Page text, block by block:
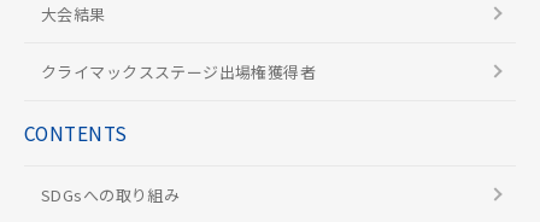
大会結果
クライマックスステージ出場権獲得者
CONTENTS
SDGsへの取り組み